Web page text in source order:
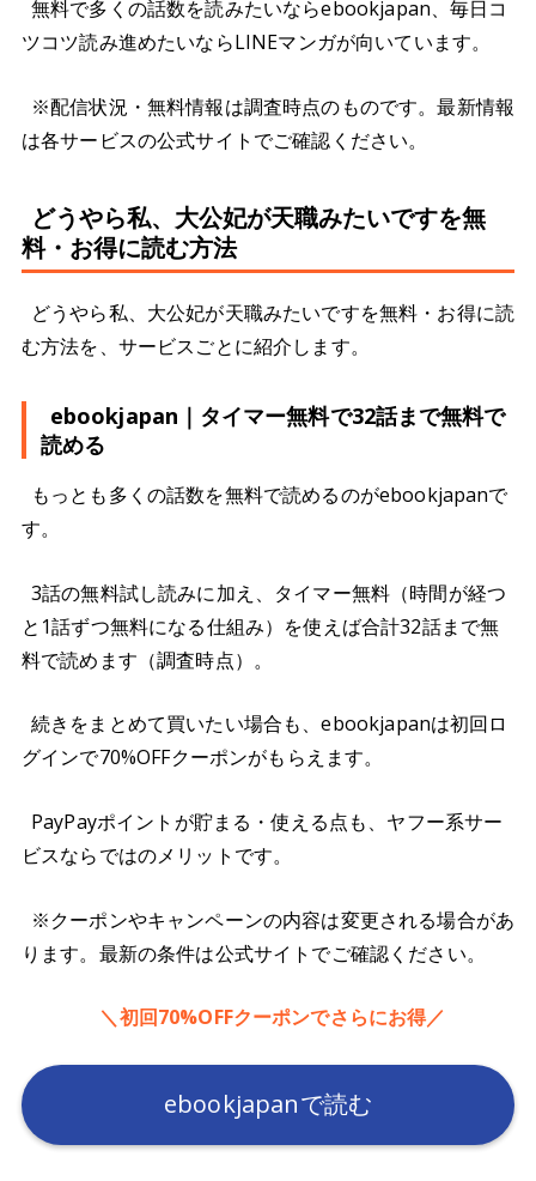
無料で多くの話数を読みたいならebookjapan、毎日コ
ツコツ読み進めたいならLINEマンガが向いています。
※配信状況・無料情報は調査時点のものです。最新情報
は各サービスの公式サイトでご確認ください。
どうやら私、大公妃が天職みたいですを無
料・お得に読む方法
どうやら私、大公妃が天職みたいですを無料・お得に読
む方法を、サービスごとに紹介します。
ebookjapan｜タイマー無料で32話まで無料で
読める
もっとも多くの話数を無料で読めるのがebookjapanで
す。
3話の無料試し読みに加え、タイマー無料（時間が経つ
と1話ずつ無料になる仕組み）を使えば合計32話まで無
料で読めます（調査時点）。
続きをまとめて買いたい場合も、ebookjapanは初回ロ
グインで70%OFFクーポンがもらえます。
PayPayポイントが貯まる・使える点も、ヤフー系サー
ビスならではのメリットです。
※クーポンやキャンペーンの内容は変更される場合があ
ります。最新の条件は公式サイトでご確認ください。
＼初回70%OFFクーポンでさらにお得／
ebookjapanで読む